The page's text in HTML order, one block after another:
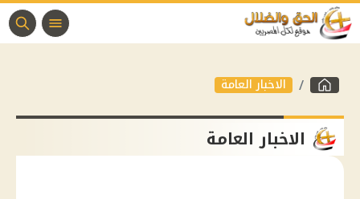
الاخبار العامة
الاخبار العامة